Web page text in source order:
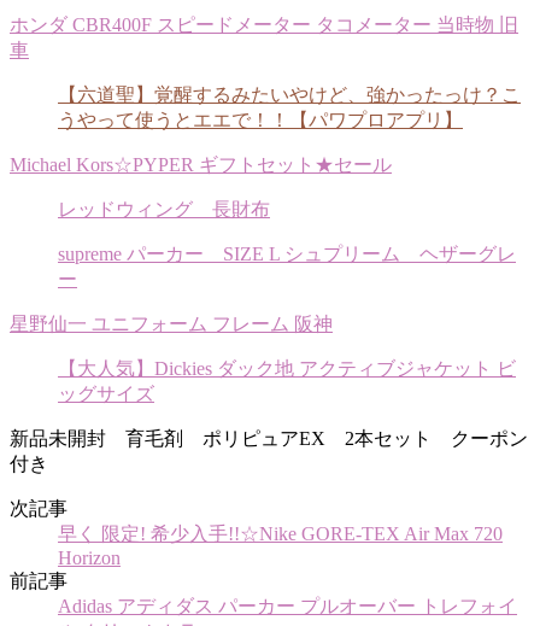
ホンダ CBR400F スピードメーター タコメーター 当時物 旧
車
【六道聖】覚醒するみたいやけど、強かったっけ？こ
うやって使うとエエで！！【パワプロアプリ】
Michael Kors☆PYPER ギフトセット★セール
レッドウィング 長財布
supreme パーカー SIZE L シュプリーム ヘザーグレ
ー
星野仙一 ユニフォーム フレーム 阪神
【大人気】Dickies ダック地 アクティブジャケット ビ
ッグサイズ
新品未開封 育毛剤 ポリピュアEX 2本セット クーポン
付き
次記事
早く 限定! 希少入手!!☆Nike GORE-TEX Air Max 720
Horizon
前記事
Adidas アディダス パーカー プルオーバー トレフォイ